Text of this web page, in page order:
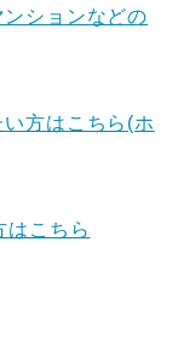
ションなどの
方はこちら(ホ
はこちら